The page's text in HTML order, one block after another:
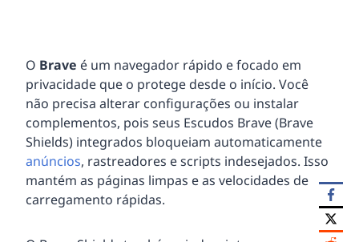
O Brave é um navegador rápido e focado em
privacidade que o protege desde o início. Você
não precisa alterar configurações ou instalar
complementos, pois seus Escudos Brave (Brave
Shields) integrados bloqueiam automaticamente
anúncios, rastreadores e scripts indesejados. Isso
mantém as páginas limpas e as velocidades de
carregamento rápidas.